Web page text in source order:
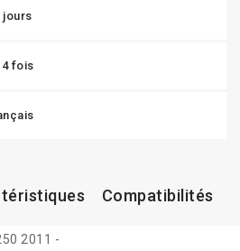
jours
fois
Compatibilités
2011 -